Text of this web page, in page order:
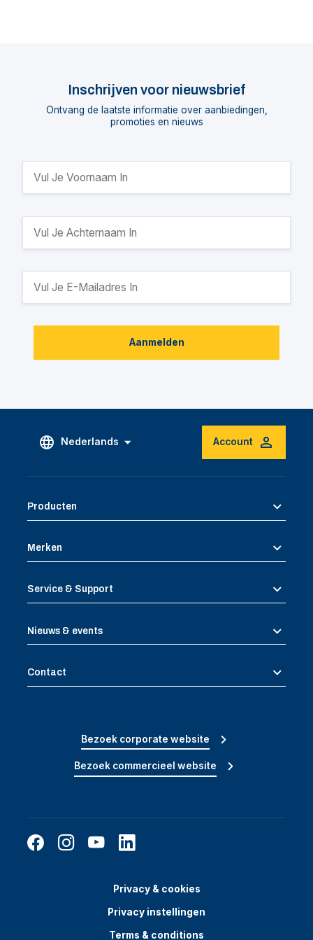
Inschrijven voor nieuwsbrief
Ontvang de laatste informatie over aanbiedingen,
promoties en nieuws
Aanmelden
Nederlands Account
Producten
Merken
Service & Support
Nieuws & events
Contact
Bezoek corporate website
Bezoek commercieel website
Privacy & cookies
Privacy instellingen
Terms & conditions